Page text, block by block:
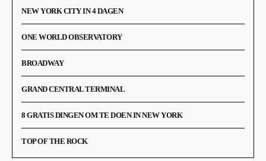
NEW YORK CITY IN 4 DAGEN
ONE WORLD OBSERVATORY
BROADWAY
GRAND CENTRAL TERMINAL
8 GRATIS DINGEN OM TE DOEN IN NEW YORK
TOP OF THE ROCK